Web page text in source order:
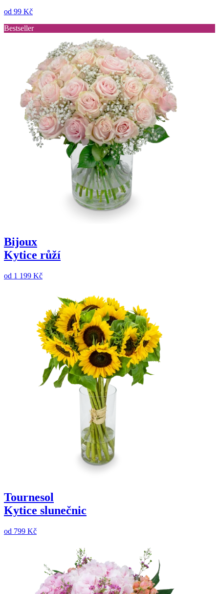
od 99 Kč
Bestseller
Bijoux
Kytice růží
od 1 199 Kč
Tournesol
Kytice slunečnic
od 799 Kč